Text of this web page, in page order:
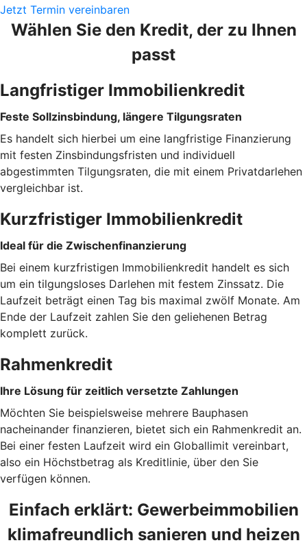
Jetzt Termin vereinbaren
Wählen Sie den Kredit, der zu Ihnen
passt
Langfristiger Immobilienkredit
Feste Sollzinsbindung, längere Tilgungsraten
Es handelt sich hierbei um eine langfristige Finanzierung
mit festen Zinsbindungsfristen und individuell
abgestimmten Tilgungsraten, die mit einem Privatdarlehen
vergleichbar ist.
Kurzfristiger Immobilienkredit
Ideal für die Zwischenfinanzierung
Bei einem kurzfristigen Immobilienkredit handelt es sich
um ein tilgungsloses Darlehen mit festem Zinssatz. Die
Laufzeit beträgt einen Tag bis maximal zwölf Monate. Am
Ende der Laufzeit zahlen Sie den geliehenen Betrag
komplett zurück.
Rahmenkredit
Ihre Lösung für zeitlich versetzte Zahlungen
Möchten Sie beispielsweise mehrere Bauphasen
nacheinander finanzieren, bietet sich ein Rahmenkredit an.
Bei einer festen Laufzeit wird ein Globallimit vereinbart,
also ein Höchstbetrag als Kreditlinie, über den Sie
verfügen können.
Einfach erklärt: Gewerbeimmobilien
klimafreundlich sanieren und heizen